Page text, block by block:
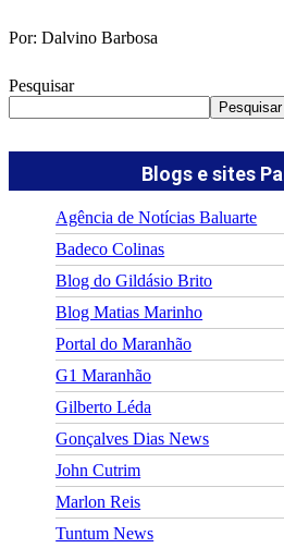
Por: Dalvino Barbosa
Pesquisar
Pesquisar
Blogs e sites
Agência de Notícias Baluarte
Badeco Colinas
Blog do Gildásio Brito
Blog Matias Marinho
Portal do Maranhão
G1 Maranhão
Gilberto Léda
Gonçalves Dias News
John Cutrim
Marlon Reis
Tuntum News